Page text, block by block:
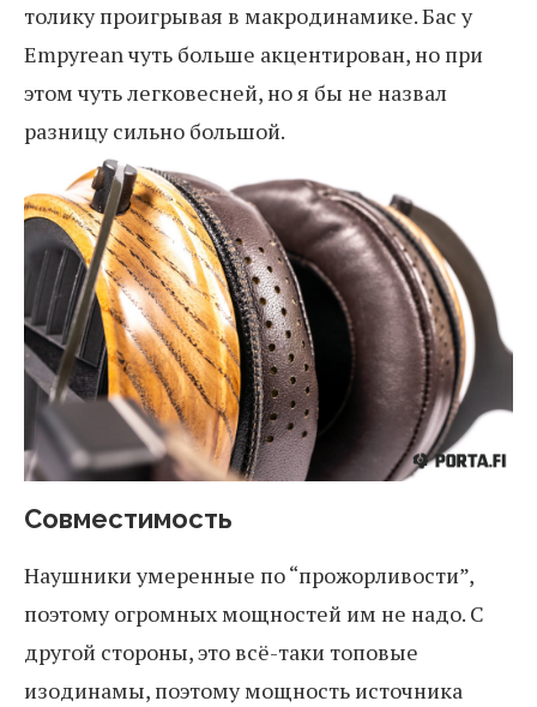
толику проигрывая в макродинамике. Бас у
Empyrean чуть больше акцентирован, но при
этом чуть легковесней, но я бы не назвал
разницу сильно большой.
Совместимость
Наушники умеренные по “прожорливости”,
поэтому огромных мощностей им не надо. С
другой стороны, это всё-таки топовые
изодинамы, поэтому мощность источника